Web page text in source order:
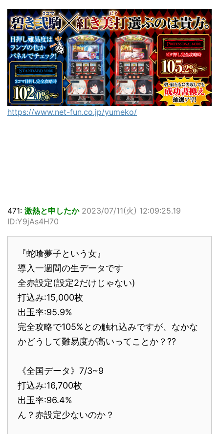
https://www.net-fun.co.jp/yumeko/
471: 激熱と申したか 2023/07/11(火) 12:09:25.19
ID:Y9jAs4H70
『蛇喰夢子という女』
導入一週間の生データです
全赤設定(設定2だけじゃない)
打込み:15,000枚
出玉率:95.9%
完全攻略で105%との触れ込みですが、なかな
かどうして難易度が高いってことか？??
《全国データ》7/3~9
打込み:16,700枚
出玉率:96.4%
ん？赤設定少ないのか？